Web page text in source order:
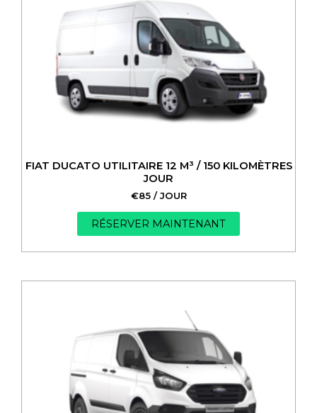
FIAT DUCATO UTILITAIRE 12 M³ / 150 KILOMÈTRES
JOUR
€85/ JOUR
RÉSERVER MAINTENANT